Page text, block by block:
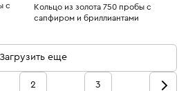
с
Размеры:
Кольцо из золота 750 пробы с
сапфиром и бриллиантами
Загрузить еще
2 3